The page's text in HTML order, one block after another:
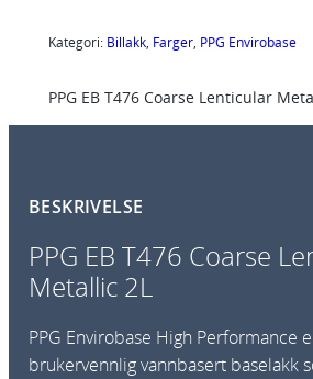
Kategori: Billakk, Farger, PPG Envirobase
PPG EB T476 Coarse Lenticular
BESKRIVELSE
PPG EB T476 Coarse
Metallic 2L
PPG Envirobase High Performance
brukervennlig vannbasert baselakk